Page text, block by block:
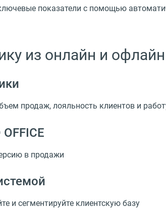
показатели с помощью
из онлайн и
продаж, лояльность клиентов и
в продажи
и сегментируйте клиентскую базу